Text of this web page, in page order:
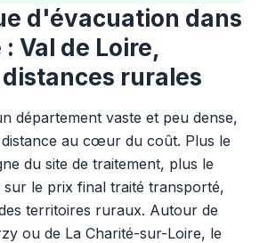
d'évacuation dans
Val de Loire,
rurales
département vaste et peu dense,
au cœur du coût. Plus le
du site de traitement, plus le
le prix final traité transporté,
territoires ruraux. Autour de
ou de La Charité-sur-Loire, le